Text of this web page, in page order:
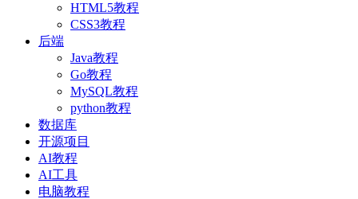
HTML5教程
CSS3教程
后端
Java教程
Go教程
MySQL教程
python教程
数据库
开源项目
AI教程
AI工具
电脑教程